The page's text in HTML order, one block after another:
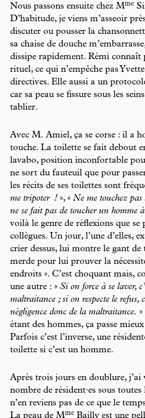
Nous passons ensuite chez Mme
D’habitude, je viens m’asseoir
discuter ou pousser la
sa chaise de douche
dissipe rapidement. Rémi
rituel, ce qui n’empêche pas
directives. Elle aussi a un
car sa peau se fissure sous les
tablier.
Avec M. Amiel, ça se corse : il a
touche. La toilette se fait debout
lavabo, position inconfortable
ne sort du fauteuil que pour
les récits de ses toilettes sont
me tripoter ! », « Ne me touchez pas
ne se fait pas de toucher un homme
voilà le genre de réflexions que se
collègues. Un jour, l’une d’elles,
crier dessus, lui montre le gant
merde pour lui prouver la
endroits ». C’est choquant mais,
une autre : » Si on force à se laver,
maltraitance ; si on respecte le refus,
négligence donc de la maltraitance.
étant des hommes, ça passe
Parfois c’est l’inverse, une
toilette si c’est un homme.
Après trois jours en doublure, j’ai
nombre de résident·es sous toutes
n’en reviens pas de ce que le
La peau de Mme Bailly est une